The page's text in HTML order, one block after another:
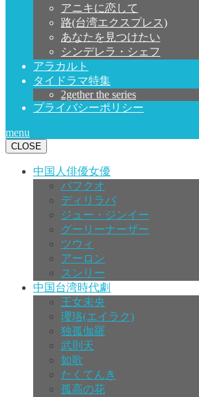
アニキに恋して
路(台湾エクスプレス)
あなたを見つけたい
シンデレラ・シェフ
アラカルト
タイドラマ特集
2gether the series
プライバシーポリシー
menu
CLOSE
中国人俳優女優
パフクオ
ディリラバ
ジュー・ジンイー
グーリーナーザー
ツウィ
アーロン
スンリー
中国台湾時代劇
王女未央
瓔珞(エイラク)
独孤伽羅
武則天
如歌
たくてんき
孤高の花